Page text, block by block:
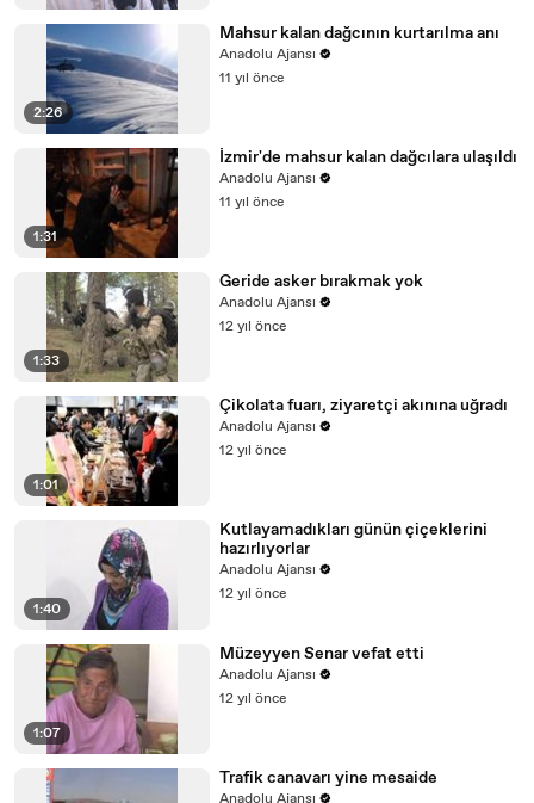
2:26
Mahsur kalan dağcının kurtarılma anı
Anadolu Ajansı
11 yıl önce
1:31
İzmir'de mahsur kalan dağcılara ulaşıldı
Anadolu Ajansı
11 yıl önce
1:33
Geride asker bırakmak yok
Anadolu Ajansı
12 yıl önce
1:01
Çikolata fuarı, ziyaretçi akınına uğradı
Anadolu Ajansı
12 yıl önce
1:40
Kutlayamadıkları günün çiçeklerini
hazırlıyorlar
Anadolu Ajansı
12 yıl önce
1:07
Müzeyyen Senar vefat etti
Anadolu Ajansı
12 yıl önce
Trafik canavarı yine mesaide